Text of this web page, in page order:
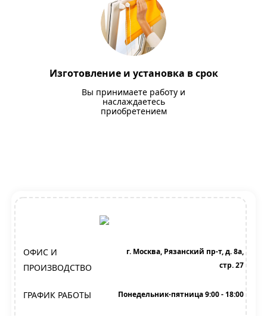
Изготовление и установка в срок
Вы принимаете работу и
наслаждаетесь
приобретением
ОФИС И
ПРОИЗВОДСТВО
г. Москва, Рязанский пр-т, д. 8а,
стр. 27
ГРАФИК РАБОТЫ Понедельник-пятница 9:00 - 18:00